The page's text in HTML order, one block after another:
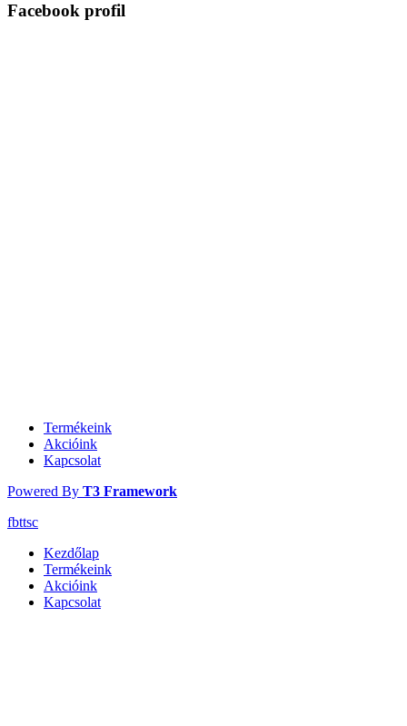
Facebook profil
Termékeink
Akcióink
Kapcsolat
Powered By T3 Framework
fbttsc
Kezdőlap
Termékeink
Akcióink
Kapcsolat